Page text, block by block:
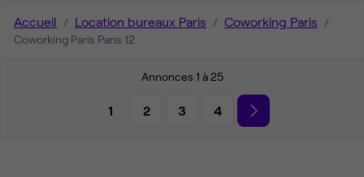
Accueil Location bureaux Paris Coworking Paris
Coworking Paris Paris 12
Annonces 1 à 25
1 2 3 4